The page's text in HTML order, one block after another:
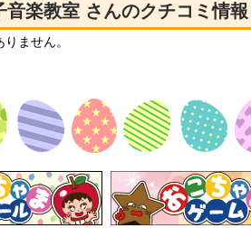
音楽教室 さんのクチコミ情
ません。